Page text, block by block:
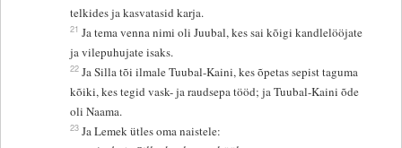
telkides ja kasvatasid karja.
21 Ja tema venna nimi oli Juubal, kes sai kõigi kandlelööjate
ja vilepuhujate isaks.
22 Ja Silla tõi ilmale Tuubal-Kaini, kes õpetas sepist taguma
kõiki, kes tegid vask- ja raudsepa tööd; ja Tuubal-Kaini õde
oli Naama.
23 Ja Lemek ütles oma naistele: